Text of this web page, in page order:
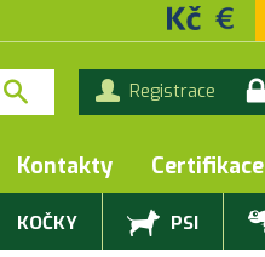
Registrace
Kontakty Certifikace
KOČKY PSI